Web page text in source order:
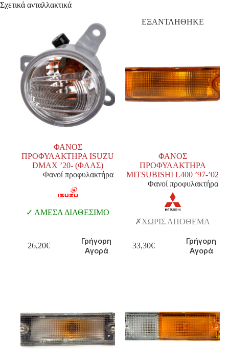
Σχετικά ανταλλακτικά
ΦΑΝΟΣ
ΠΡΟΦΥΛΑΚΤΗΡΑ ISUZU
DMAX ’20- (ΦΛΑΣ)
Φανοί προφυλακτήρα
ΑΜΕΣΑ ΔΙΑΘΕΣΙΜΟ
26,20€
Γρήγορη
Αγορά
ΕΞΑΝΤΛΗΘΗΚΕ
ΦΑΝΟΣ
ΠΡΟΦΥΛΑΚΤΗΡΑ
MITSUBISHI L400 ’97-’02
Φανοί προφυλακτήρα
ΧΩΡΙΣ ΑΠΟΘΕΜΑ
33,30€
Γρήγορη
Αγορά